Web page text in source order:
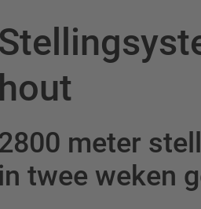
hout
meter
in twee weken